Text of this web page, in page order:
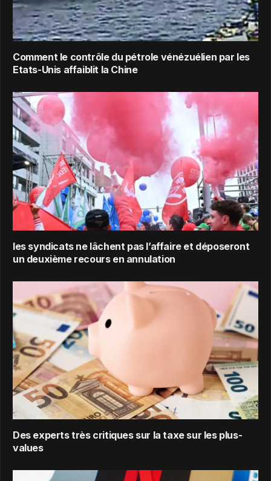
Comment le contrôle du pétrole vénézuélien par les
Etats-Unis affaiblit la Chine
les syndicats ne lâchent pas l’affaire et déposeront
un deuxième recours en annulation
Des experts très critiques sur la taxe sur les plus-
values